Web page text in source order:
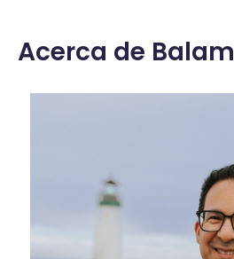
Acerca de Balam